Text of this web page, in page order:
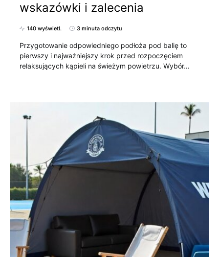
wskazówki i zalecenia
140 wyświetl. 3 minuta odczytu
Przygotowanie odpowiedniego podłoża pod balię to
pierwszy i najważniejszy krok przed rozpoczęciem
relaksujących kąpieli na świeżym powietrzu. Wybór…